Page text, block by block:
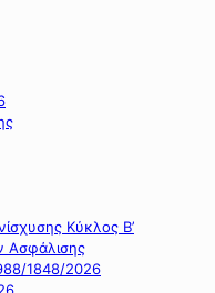
Κύκλος Β’
Ασφάλισης
1848/2026